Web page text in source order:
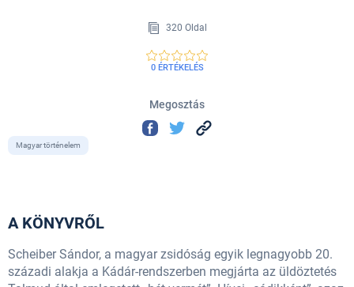
320 Oldal
0 ÉRTÉKELÉS
Megosztás
Magyar történelem
A KÖNYVRŐL
Scheiber Sándor, a magyar zsidóság egyik legnagyobb 20.
századi alakja a Kádár-rendszerben megjárta az üldöztetés